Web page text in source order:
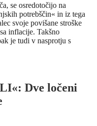
se osredotočijo na
potrebščin« in iz tega
svoje povišane stroške
inflacije. Takšno
je tudi v nasprotju s
Dve ločeni